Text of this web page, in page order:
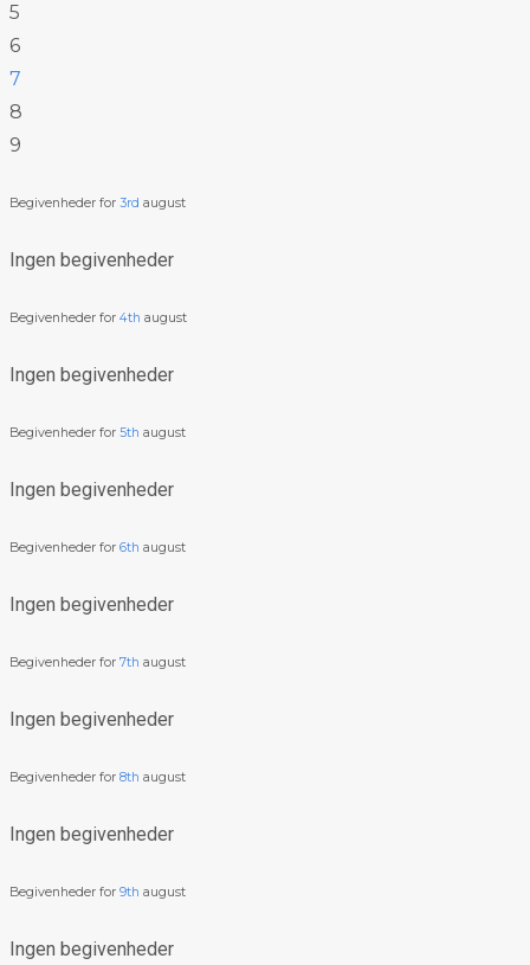
5
6
7
8
9
Begivenheder for 3rd august
Ingen begivenheder
Begivenheder for 4th august
Ingen begivenheder
Begivenheder for 5th august
Ingen begivenheder
Begivenheder for 6th august
Ingen begivenheder
Begivenheder for 7th august
Ingen begivenheder
Begivenheder for 8th august
Ingen begivenheder
Begivenheder for 9th august
Ingen begivenheder